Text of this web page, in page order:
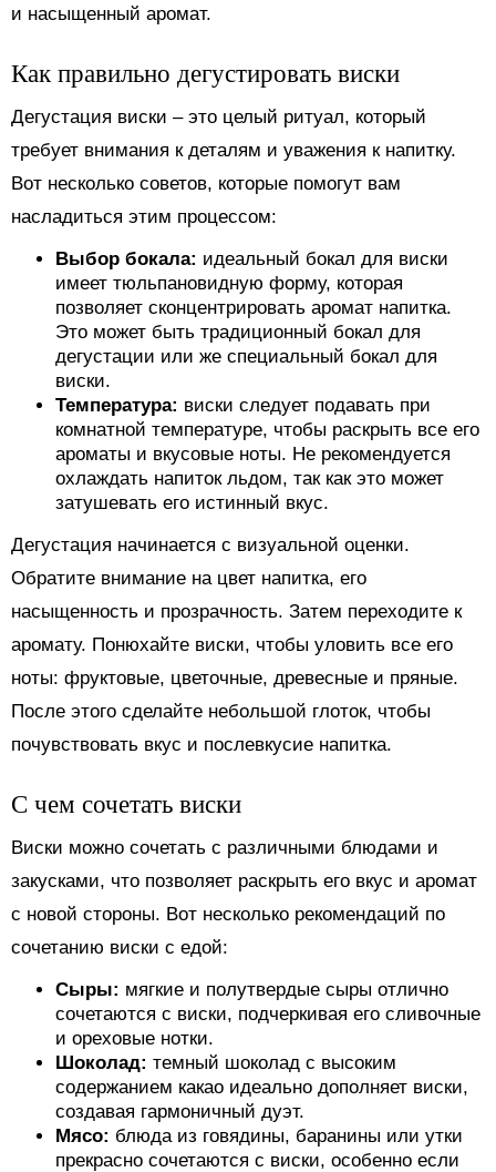
и насыщенный аромат.
Как правильно дегустировать виски
Дегустация виски – это целый ритуал, который
требует внимания к деталям и уважения к напитку.
Вот несколько советов, которые помогут вам
насладиться этим процессом:
Выбор бокала: идеальный бокал для виски
имеет тюльпановидную форму, которая
позволяет сконцентрировать аромат напитка.
Это может быть традиционный бокал для
дегустации или же специальный бокал для
виски.
Температура: виски следует подавать при
комнатной температуре, чтобы раскрыть все его
ароматы и вкусовые ноты. Не рекомендуется
охлаждать напиток льдом, так как это может
затушевать его истинный вкус.
Дегустация начинается с визуальной оценки.
Обратите внимание на цвет напитка, его
насыщенность и прозрачность. Затем переходите к
аромату. Понюхайте виски, чтобы уловить все его
ноты: фруктовые, цветочные, древесные и пряные.
После этого сделайте небольшой глоток, чтобы
почувствовать вкус и послевкусие напитка.
С чем сочетать виски
Виски можно сочетать с различными блюдами и
закусками, что позволяет раскрыть его вкус и аромат
с новой стороны. Вот несколько рекомендаций по
сочетанию виски с едой:
Сыры: мягкие и полутвердые сыры отлично
сочетаются с виски, подчеркивая его сливочные
и ореховые нотки.
Шоколад: темный шоколад с высоким
содержанием какао идеально дополняет виски,
создавая гармоничный дуэт.
Мясо: блюда из говядины, баранины или утки
прекрасно сочетаются с виски, особенно если